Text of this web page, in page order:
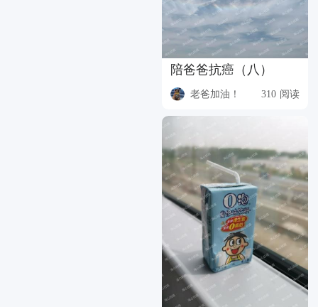
陪爸爸抗癌（八）
老爸加油！ 310 阅读